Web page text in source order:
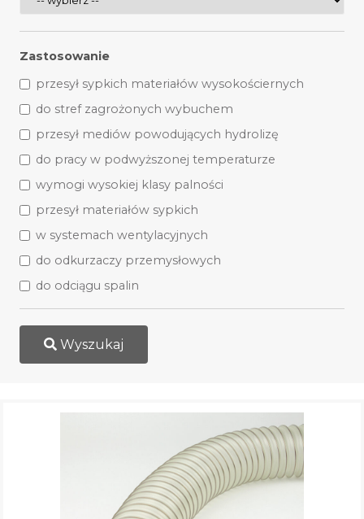
Zastosowanie
przesył sypkich materiałów wysokościernych
do stref zagrożonych wybuchem
przesył mediów powodujących hydrolizę
do pracy w podwyższonej temperaturze
wymogi wysokiej klasy palności
przesył materiałów sypkich
w systemach wentylacyjnych
do odkurzaczy przemysłowych
do odciągu spalin
Wyszukaj